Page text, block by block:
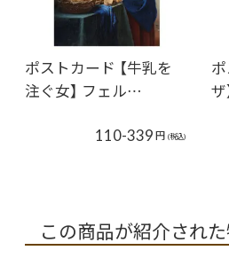
ポストカード 【牛乳を
注ぐ女】 フェル…
110-339 円 (税込)
この商品が紹介され